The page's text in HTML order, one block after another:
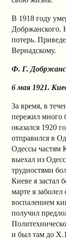
В 1918 году
Добржанского.
потерь.
Вернадскому.
Ф. Г.
6 мая 1921.
За время, в
пережил много
оказался 1920
отправился в
Одессы частям
выехал из
трудностями
Киеве я застал
марте я
воспалением
получил
и был там до